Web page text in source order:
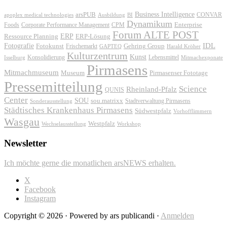
apoplex medical technologies arsPUB Ausbildung BI Business Intelligence CONVAR
Foods Corporate Performance Management CPM Dynamikum Enterprise
Ressource Planning ERP ERP-Lösung Forum ALTE POST
Fotografie Fotokunst Frischemarkt GAPTEQ Gehring Group Harald Kröher IDL
Isselburg Konsolidierung Kulturzentrum Kunst Lebensmittel Mitmachexponate
Mitmachmuseum Museum Pirmasens Pirmasenser Fototage
Pressemitteilung QUNIS Rheinland-Pfalz Science
Center Sonderausstellung SOU sou.matrixx Stadtverwaltung Pirmasens
Städtisches Krankenhaus Pirmasens Südwestpfalz Vorhofflimmern
Wasgau Wechselausstellung Westpfalz Workshop
Newsletter
Ich möchte gerne die monatlichen arsNEWS erhalten.
X
Facebook
Instagram
Copyright © 2026 · Powered by ars publicandi · Anmelden